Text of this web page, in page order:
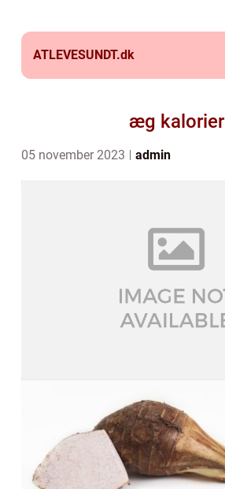
ATLEVESUNDT.dk
æg kalorier
05 november 2023 admin